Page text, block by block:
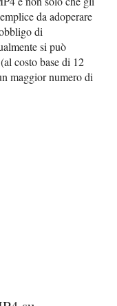
da adoperare
di
si può
costo base di 12
maggior numero di